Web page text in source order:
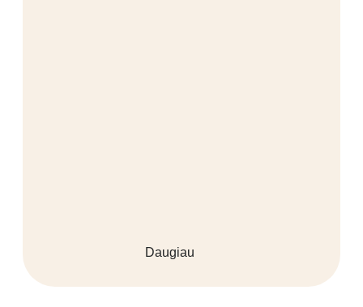
Daugiau